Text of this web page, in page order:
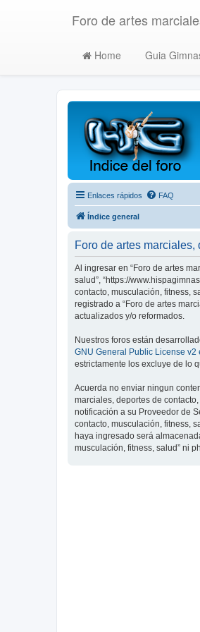
Foro de artes
Home Guia
Enlaces rápidos FAQ
Índice general
Foro de artes
Al ingresar en “Foro de artes
salud”, “https://
contacto, musculación, fitness,
registrado a “Foro de artes
actualizados y/o reformados.
Nuestros foros están
GNU General Public License v2
estrictamente los excluye de lo
Acuerda no enviar ningun
marciales, deportes de
notificación a su Proveedor de
contacto, musculación, fitness,
haya ingresado será
musculación, fitness, salud” ni